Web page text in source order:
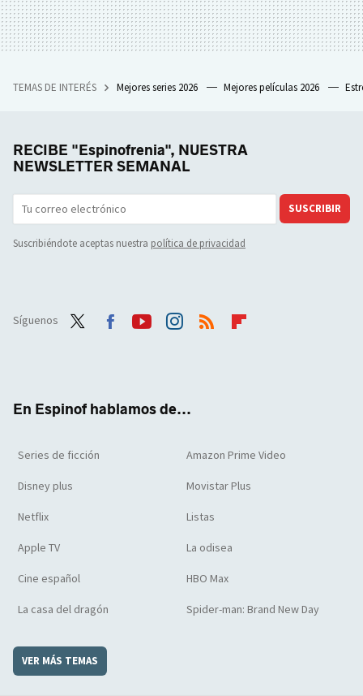
TEMAS DE INTERÉS Mejores series 2026 Mejores películas 2026
RECIBE "Espinofrenia", NUESTRA
NEWSLETTER SEMANAL
SUSCRIBIR
Suscribiéndote aceptas nuestra política de privacidad
Síguenos
En Espinof hablamos de...
Series de ficción Amazon Prime Video
Disney plus Movistar Plus
Netflix Listas
Apple TV La odisea
Cine español HBO Max
La casa del dragón Spider-man: Brand New Day
VER MÁS TEMAS